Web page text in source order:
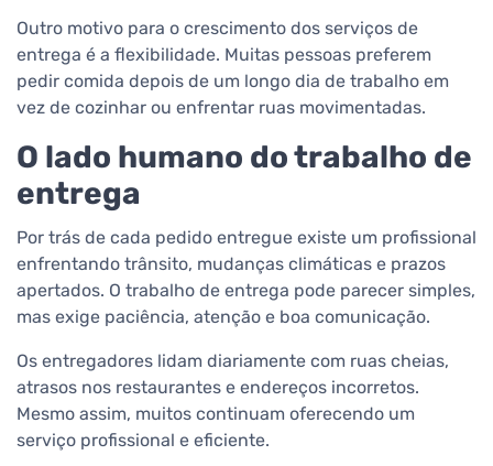
Outro motivo para o crescimento dos serviços de
entrega é a flexibilidade. Muitas pessoas preferem
pedir comida depois de um longo dia de trabalho em
vez de cozinhar ou enfrentar ruas movimentadas.
O lado humano do trabalho de
entrega
Por trás de cada pedido entregue existe um profissional
enfrentando trânsito, mudanças climáticas e prazos
apertados. O trabalho de entrega pode parecer simples,
mas exige paciência, atenção e boa comunicação.
Os entregadores lidam diariamente com ruas cheias,
atrasos nos restaurantes e endereços incorretos.
Mesmo assim, muitos continuam oferecendo um
serviço profissional e eficiente.